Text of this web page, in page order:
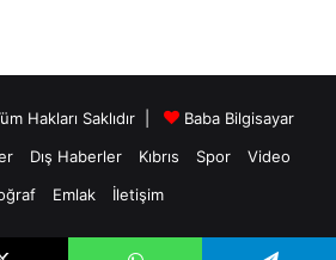
Hakları Saklıdır |
Baba Bilgisayar
Dış Haberler Kıbrıs Spor
Video
Emlak İletişim